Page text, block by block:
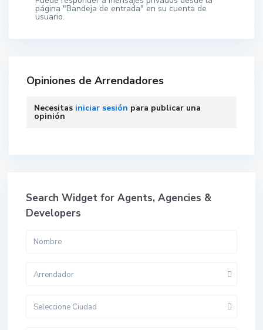
página "Bandeja de entrada" en su cuenta de
usuario.
Opiniones de Arrendadores
Necesitas iniciar sesión para publicar una
opinión
Search Widget for Agents, Agencies &
Developers
Arrendador
Seleccione Ciudad